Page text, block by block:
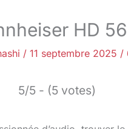
HD
/ 11 septembre 2025 /
5/5 - (5 votes)